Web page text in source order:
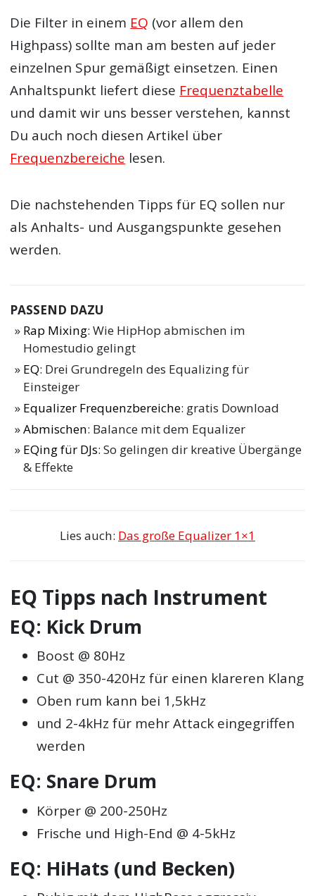
Die Filter in einem EQ (vor allem den
Highpass) sollte man am besten auf jeder
einzelnen Spur gemäßigt einsetzen. Einen
Anhaltspunkt liefert diese Frequenztabelle
und damit wir uns besser verstehen, kannst
Du auch noch diesen Artikel über
Frequenzbereiche lesen.
Die nachstehenden Tipps für EQ sollen nur
als Anhalts- und Ausgangspunkte gesehen
werden.
PASSEND DAZU
Rap Mixing: Wie HipHop abmischen im
Homestudio gelingt
EQ: Drei Grundregeln des Equalizing für
Einsteiger
Equalizer Frequenzbereiche: gratis Download
Abmischen: Balance mit dem Equalizer
EQing für DJs: So gelingen dir kreative Übergänge
& Effekte
Lies auch: Das große Equalizer 1×1
EQ Tipps nach Instrument
EQ: Kick Drum
Boost @ 80Hz
Cut @ 350-420Hz für einen klareren Klang
Oben rum kann bei 1,5kHz
und 2-4kHz für mehr Attack eingegriffen
werden
EQ: Snare Drum
Körper @ 200-250Hz
Frische und High-End @ 4-5kHz
EQ: HiHats (und Becken)